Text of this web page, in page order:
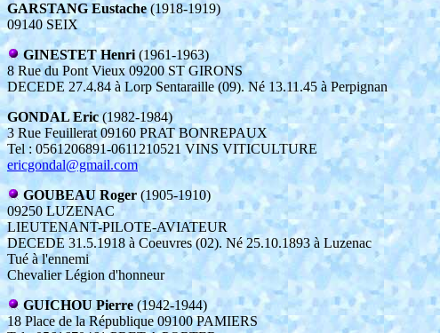
GARSTANG Eustache(1918-1919)
09140 SEIX
GINESTET Henri(1961-1963)
8 Rue du Pont Vieux 09200 ST GIRONS
DECEDE 27.4.84 à Lorp Sentaraille (09). Né 13.11.45 à Perpignan
GONDAL Eric(1982-1984)
3 Rue Feuillerat 09160 PRAT BONREPAUX
Tel : 0561206891-0611210521 VINS VITICULTURE
ericgondal@gmail.com
GOUBEAU Roger (1905-1910)
09250 LUZENAC
LIEUTENANT-PILOTE-AVIATEUR
DECEDE 31.5.1918 à Coeuvres (02). Né 25.10.1893 à Luzenac
Tué à l'ennemi
Chevalier Légion d'honneur
GUICHOU Pierre (1942-1944)
18 Place de la République 09100 PAMIERS